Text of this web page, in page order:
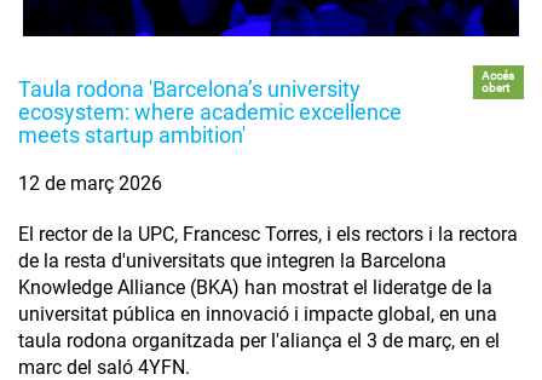
Taula rodona 'Barcelona’s university
ecosystem: where academic excellence
meets startup ambition'
Accés
obert
12 de març 2026
El rector de la UPC, Francesc Torres, i els rectors i la rectora
de la resta d'universitats que integren la Barcelona
Knowledge Alliance (BKA) han mostrat el lideratge de la
universitat pública en innovació i impacte global, en una
taula rodona organitzada per l'aliança el 3 de març, en el
marc del saló 4YFN.